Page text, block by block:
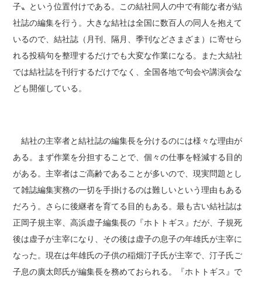
子〟という位置付けである。この結社同人の中で有能な者が結
社誌の編集を行う。大きな結社は全国に数百人の同人を抱えて
いるので、結社誌（月刊、隔月、季刊などさまざま）に寄せら
れる投稿句を整理するだけでも大変な作業になる。また大結社
では結社誌を刊行するだけでなく、全国各地で句会や講演会な
ども開催している。
結社の主宰者と結社誌の編集長を分けるのには様々な理由が
ある。まず作業を分担することで、個々の仕事を軽減する目的
がある。主宰者はご高齢であることが多いので、現実問題とし
て雑誌編集実務の一切を手掛けるのは難しいという理由もある
だろう。さらに後継者を育てる目的もある。最も古い結社誌は
正岡子規主宰、高浜虚子編集長の『ホトトギス』だが、子規死
後は虚子が主宰になり、その後は虚子の息子の年雄氏が主宰に
なった。現在は年雄氏の子供の稲畑汀子氏が主宰で、汀子氏ご
子息の廣太郎氏が編集長を務めておられる。『ホトトギス』で